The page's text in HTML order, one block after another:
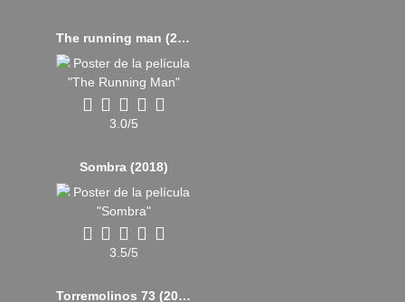
The running man (2025)
3.0/5
Sombra (2018)
3.5/5
Torremolinos 73 (2003)